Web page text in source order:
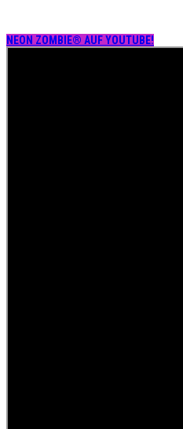
NEON ZOMBIE® AUF YOUTUBE!